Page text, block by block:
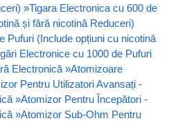
»Tigara Electronica cu 600 de
și fără nicotină Reduceri)
Pufuri (Include opțiuni cu nicotină
Electronice cu 1000 de Pufuri
Electronică »Atomizoare
Pentru Utilizatori Avansați -
»Atomizor Pentru Începători -
»Atomizor Sub-Ohm Pentru